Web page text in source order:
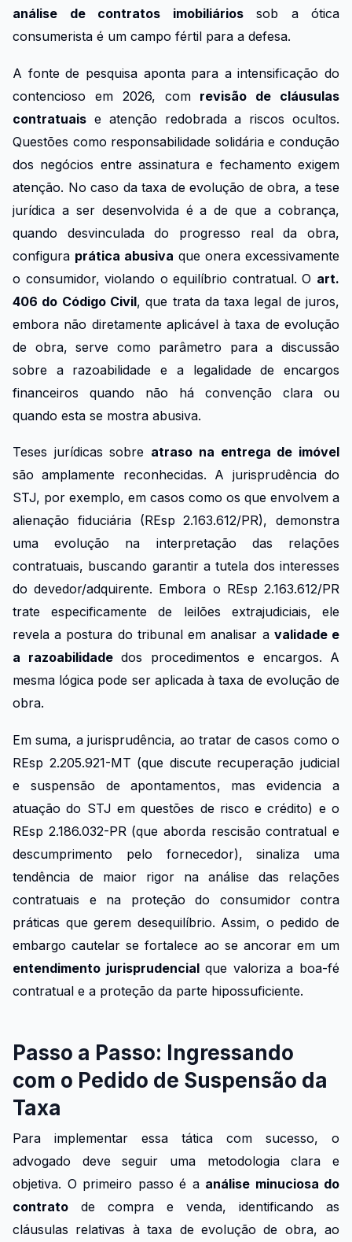
análise de contratos imobiliáriossob a ótica
consumerista é um campo fértil para a defesa.
A fonte de pesquisa aponta para a intensificação do
contencioso em 2026, com revisão de cláusulas
contratuais e atenção redobrada a riscos ocultos.
Questões como responsabilidade solidária e condução
dos negócios entre assinatura e fechamento exigem
atenção. No caso da taxa de evolução de obra, a tese
jurídica a ser desenvolvida é a de que a cobrança,
quando desvinculada do progresso real da obra,
configura prática abusiva que onera excessivamente
o consumidor, violando o equilíbrio contratual. O art.
406 do Código Civil, que trata da taxa legal de juros,
embora não diretamente aplicável à taxa de evolução
de obra, serve como parâmetro para a discussão
sobre a razoabilidade e a legalidade de encargos
financeiros quando não há convenção clara ou
quando esta se mostra abusiva.
Teses jurídicas sobre atraso na entrega de imóvel
são amplamente reconhecidas. A jurisprudência do
STJ, por exemplo, em casos como os que envolvem a
alienação fiduciária (REsp 2.163.612/PR), demonstra
uma evolução na interpretação das relações
contratuais, buscando garantir a tutela dos interesses
do devedor/adquirente. Embora o REsp 2.163.612/PR
trate especificamente de leilões extrajudiciais, ele
revela a postura do tribunal em analisar a validade e
a razoabilidadedos procedimentos e encargos. A
mesma lógica pode ser aplicada à taxa de evolução de
obra.
Em suma, a jurisprudência, ao tratar de casos como o
REsp 2.205.921-MT (que discute recuperação judicial
e suspensão de apontamentos, mas evidencia a
atuação do STJ em questões de risco e crédito) e o
REsp 2.186.032-PR (que aborda rescisão contratual e
descumprimento pelo fornecedor), sinaliza uma
tendência de maior rigor na análise das relações
contratuais e na proteção do consumidor contra
práticas que gerem desequilíbrio. Assim, o pedido de
embargo cautelar se fortalece ao se ancorar em um
entendimento jurisprudencialque valoriza a boa-fé
contratual e a proteção da parte hipossuficiente.
Passo a Passo: Ingressando
com o Pedido de Suspensão da
Taxa
Para implementar essa tática com sucesso, o
advogado deve seguir uma metodologia clara e
objetiva. O primeiro passo é a análise minuciosa do
contrato de compra e venda, identificando as
cláusulas relativas à taxa de evolução de obra, ao